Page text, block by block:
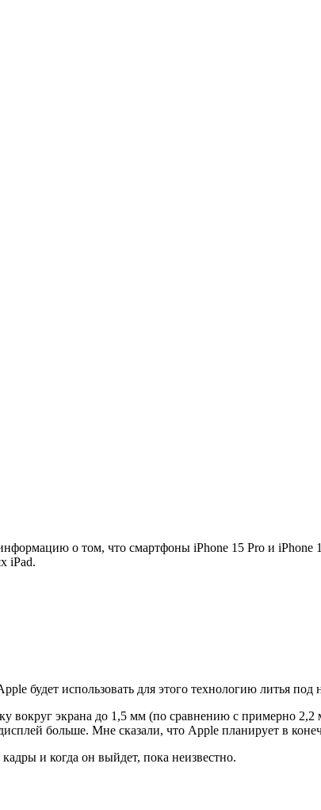
о том, что смартфоны iPhone 15 Pro и iPhone
iPad.
будет использовать для этого технологию литья
вокруг экрана до 1,5 мм (по сравнению с примерно
дисплей больше. Мне сказали, что Apple планирует в
и когда он выйдет, пока неизвестно.